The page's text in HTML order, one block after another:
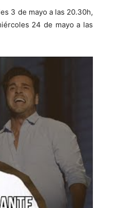
3 de mayo a las 20.30h,
24 de mayo a las